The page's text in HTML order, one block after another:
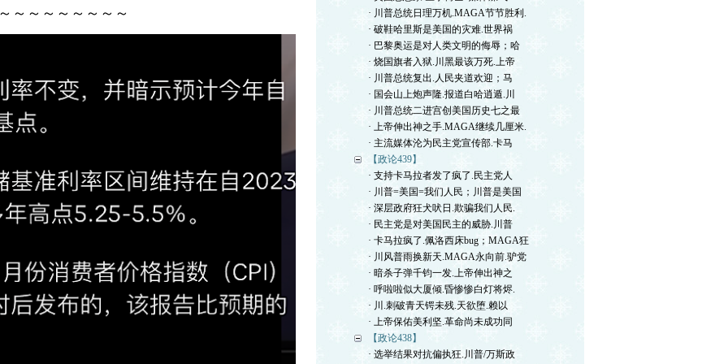
～～～～～～～～
· 川普总统日理万机.MAGA节节胜利.
· 破鞋哈里斯是美国的灾难.世界祸
· 巴黎奥运是对人类文明的侮辱；哈
· 烧国旗者入狱.川黑最该万死.上帝
· 川普总统复出.人民夹道欢迎；马
· 国会山上炮声隆.报道白哈逍遁.川
· 川普总统二进宫创美国历史七之最
· 上帝伸出神之手.MAGA继续几厘米.
· 主流媒体沦为民主党宣传部.卡马
【政论439】
· 支持卡马拉者发了疯了.民主党人
· 川普=美国=我们人民；川普是美国
· 深层政府狂犬吠日.欺骗我们人民.
· 民主党是对美国民主的威胁.川普
· 卡马拉疯了.佩洛西床bug；MAGA狂
· 川风普雨换新天.MAGA永向前.驴党
· 暗杀子弹千钧一发.上帝伸出神之
· 呼啦啦似大厦倾.昏惨惨白灯将烬.
· 川.刺破青天锷未残.天欲堕.赖以
· 上帝保佑美利坚.革命尚未成功同
【政论438】
· 选举结果对抗偏执狂.川普/万斯政